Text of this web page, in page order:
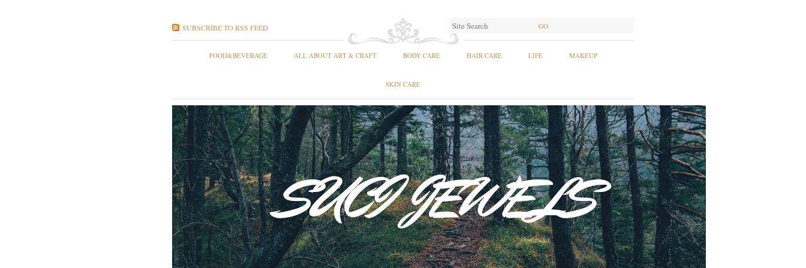
SUBSCRIBE TO RSS FEED GO
FOOD&BEVERAGE ALL ABOUT ART & CRAFT BODY CARE HAIR CARE LIFE MAKEUP
SKIN CARE